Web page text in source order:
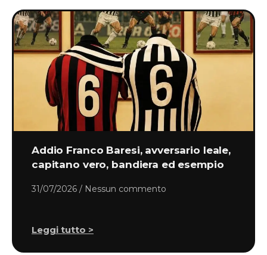
Addio Franco Baresi, avversario leale,
capitano vero, bandiera ed esempio
31/07/2026 Nessun commento
Leggi tutto >